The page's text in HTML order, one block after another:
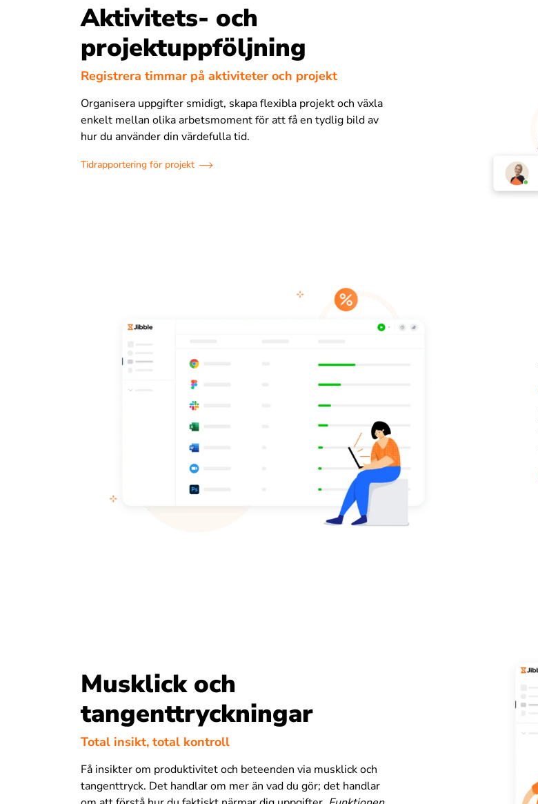
Aktivitets- och
projektuppföljning
Registrera timmar på aktiviteter och projekt
Organisera uppgifter smidigt, skapa flexibla projekt och växla
enkelt mellan olika arbetsmoment för att få en tydlig bild av
hur du använder din värdefulla tid.
Tidrapportering för projekt
Musklick och
tangenttryckningar
Total insikt, total kontroll
Få insikter om produktivitet och beteenden via musklick och
tangenttryck. Det handlar om mer än vad du gör; det handlar